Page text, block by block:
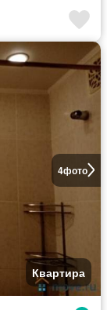
4фото
Квартира